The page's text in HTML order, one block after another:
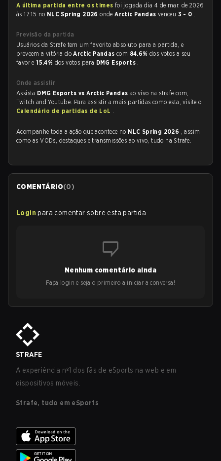
A última partida entre os times foi jogada dia 4 de mar. de 2026
às 17:15 no NLC Spring 2026ondeArctic Pandas venceu 3 - 0 .
Previsão da partida
Usuários da Strafe tem um favorito absoluto para a partida, e
preveem a vitória doArctic Pandascom 84.6%dos votos a seu
favor e15.4% dos votos para DMG Esports .
Onde assistir
Assista DMG Esports vs Arctic Pandas ao vivo na strafe.com,
Twitch and Youtube. Para assistir a mais partidas como esta, visite o
Calendário de partidas de LoL .
Acompanhe toda a ação que acontece no NLC Spring 2026 , assim
como as VODs, destaques e transmissões ao vivo, tudo na Strafe.
COMENTÁRIO(0)
Login para comentar sobre esta partida
Nenhum comentário ainda
Faça login e seja o primeiro a iniciar a conversa!
STRAFE
A experiência nº1 dos fãs de eSports na web e em
dispositivos móveis.
Strafe, tudo em eSports